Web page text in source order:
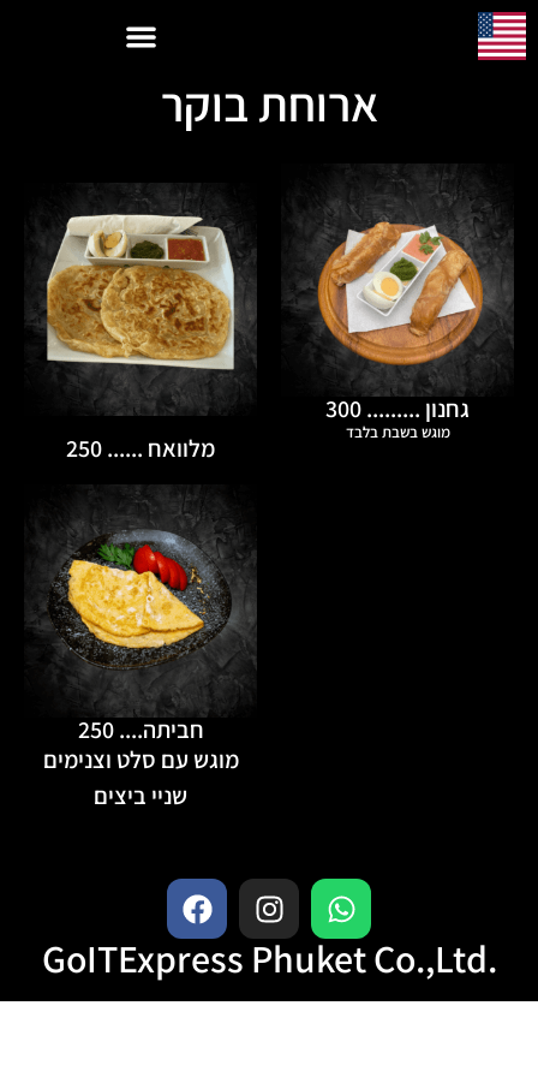
ארוחת בוקר
מלוואח ...... 250
גחנון ......... 300
מוגש בשבת בלבד
חביתה.... 250
מוגש עם סלט וצנימים
שניי ביצים
GoITExpress Phuket Co.,Ltd.